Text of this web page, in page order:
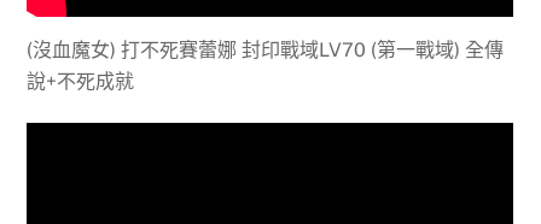
(沒血魔女) 打不死賽蕾娜 封印戰域LV70 (第一戰域) 全傳
說+不死成就